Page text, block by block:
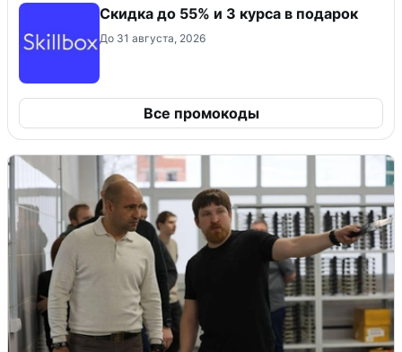
Скидка до 55% и 3 курса в подарок
До 31 августа, 2026
Все промокоды